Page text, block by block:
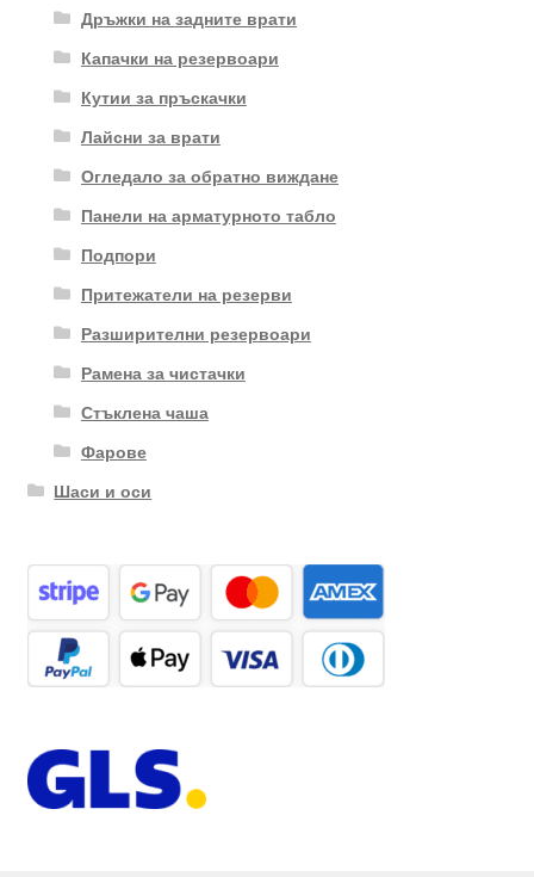
Дръжки на задните врати
Капачки на резервоари
Кутии за пръскачки
Лайсни за врати
Огледало за обратно виждане
Панели на арматурното табло
Подпори
Притежатели на резерви
Разширителни резервоари
Рамена за чистачки
Стъклена чаша
Фарове
Шаси и оси